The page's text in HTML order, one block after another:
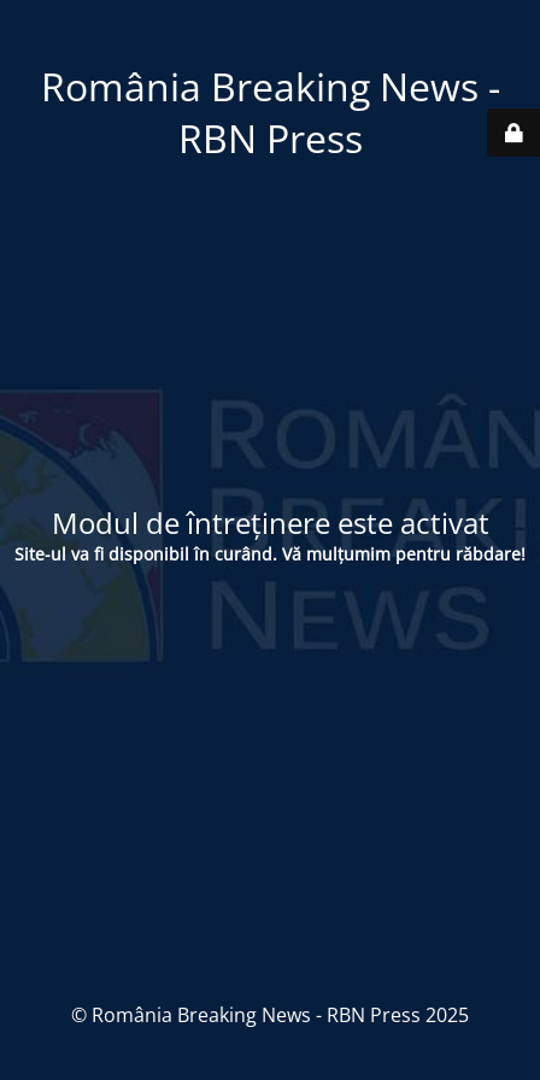
România Breaking News -
RBN Press
Modul de întreținere este activat
Site-ul va fi disponibil în curând. Vă mulțumim pentru răbdare!
© România Breaking News - RBN Press 2025